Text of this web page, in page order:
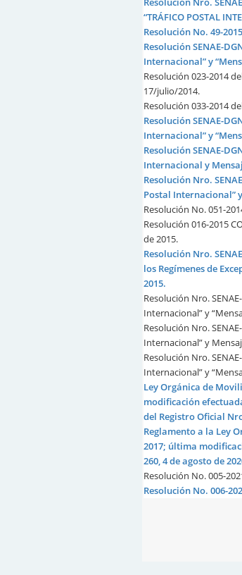
“TRÁFICO POSTAL
Resolución No. 49-
Resolución SENAE-
Internacional” y
Resolución 023-2014
17/julio/2014.
Resolución 033-2014
Resolución SENAE-
Internacional” y
Resolución SENAE-
Internacional y
Resolución Nro.
Postal Internacional”
Resolución No. 051-
Resolución 016-2015
de 2015.
Resolución Nro.
los Regímenes de
2015.
Resolución Nro.
Internacional” y
Resolución Nro.
Internacional” y
Resolución Nro.
Internacional” y
Ley Orgánica de
modificación
del Registro Oficial
Reglamento a la Ley
2017; última
260, 4 de agosto de
Resolución No. 005-
Resolución No. 006-